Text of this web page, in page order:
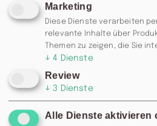
Marketing
Diese Dienste verarbeiten
relevante Inhalte über
Themen zu zeigen, die Sie
↓ 4 Dienste
Review
↓ 3 Dienste
Alle Dienste aktivieren